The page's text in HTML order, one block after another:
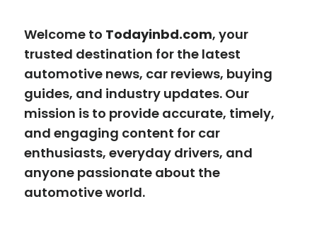
Welcome to Todayinbd.com, your
trusted destination for the latest
automotive news, car reviews, buying
guides, and industry updates. Our
mission is to provide accurate, timely,
and engaging content for car
enthusiasts, everyday drivers, and
anyone passionate about the
automotive world.